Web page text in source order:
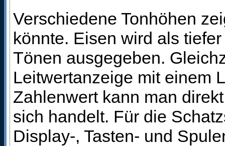
Verschiedene Tonhöhen
könnte. Eisen wird als
Tönen ausgegeben.
Leitwertanzeige mit einem
Zahlenwert kann man
sich handelt. Für die
Display-, Tasten- und